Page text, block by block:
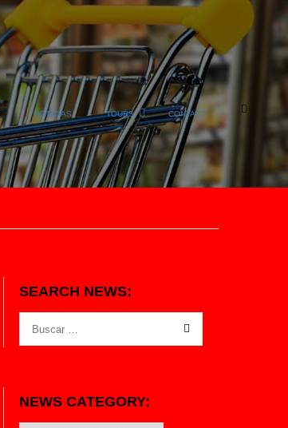
NOTICIAS TOURS CONTACT
SEARCH NEWS:
NEWS CATEGORY: